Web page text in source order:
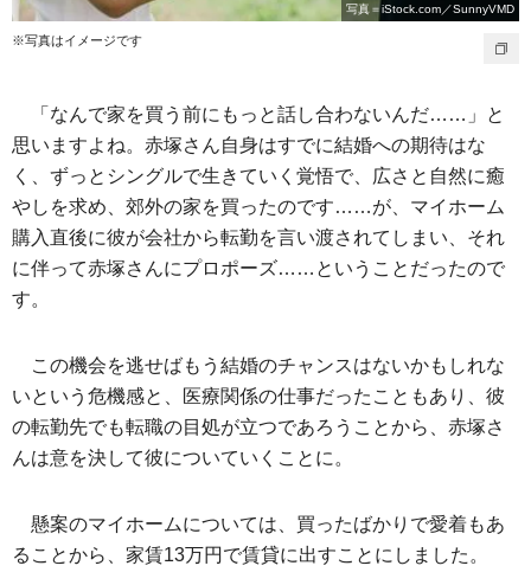
写真＝iStock.com／SunnyVMD
※写真はイメージです
「なんで家を買う前にもっと話し合わないんだ……」と
思いますよね。赤塚さん自身はすでに結婚への期待はな
く、ずっとシングルで生きていく覚悟で、広さと自然に癒
やしを求め、郊外の家を買ったのです……が、マイホーム
購入直後に彼が会社から転勤を言い渡されてしまい、それ
に伴って赤塚さんにプロポーズ……ということだったので
す。
この機会を逃せばもう結婚のチャンスはないかもしれな
いという危機感と、医療関係の仕事だったこともあり、彼
の転勤先でも転職の目処が立つであろうことから、赤塚さ
んは意を決して彼についていくことに。
懸案のマイホームについては、買ったばかりで愛着もあ
ることから、家賃13万円で賃貸に出すことにしました。